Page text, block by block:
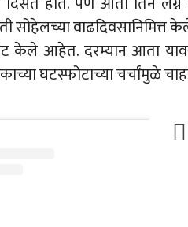
सोहेलच्या वाढदिवसानिमित्त
केले आहेत. दरम्यान आता
घटस्फोटाच्या चर्चांमुळे